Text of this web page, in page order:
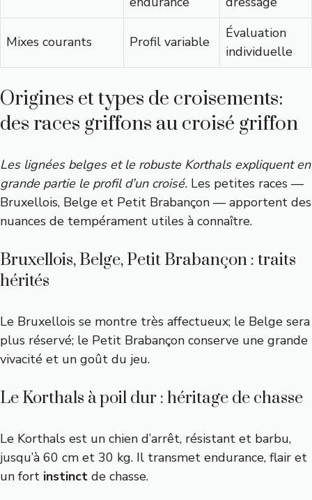
Mixes courants Profil variable
Évaluation
individuelle
Origines et types de croisements:
des races griffons au croisé griffon
Les lignées belges et le robuste Korthals expliquent en
grande partie le profil d’un croisé. Les petites races —
Bruxellois, Belge et Petit Brabançon — apportent des
nuances de tempérament utiles à connaître.
Bruxellois, Belge, Petit Brabançon : traits
hérités
Le Bruxellois se montre très affectueux; le Belge sera
plus réservé; le Petit Brabançon conserve une grande
vivacité et un goût du jeu.
Le Korthals à poil dur : héritage de chasse
Le Korthals est un chien d’arrêt, résistant et barbu,
jusqu’à 60 cm et 30 kg. Il transmet endurance, flair et
un fort instinct de chasse.